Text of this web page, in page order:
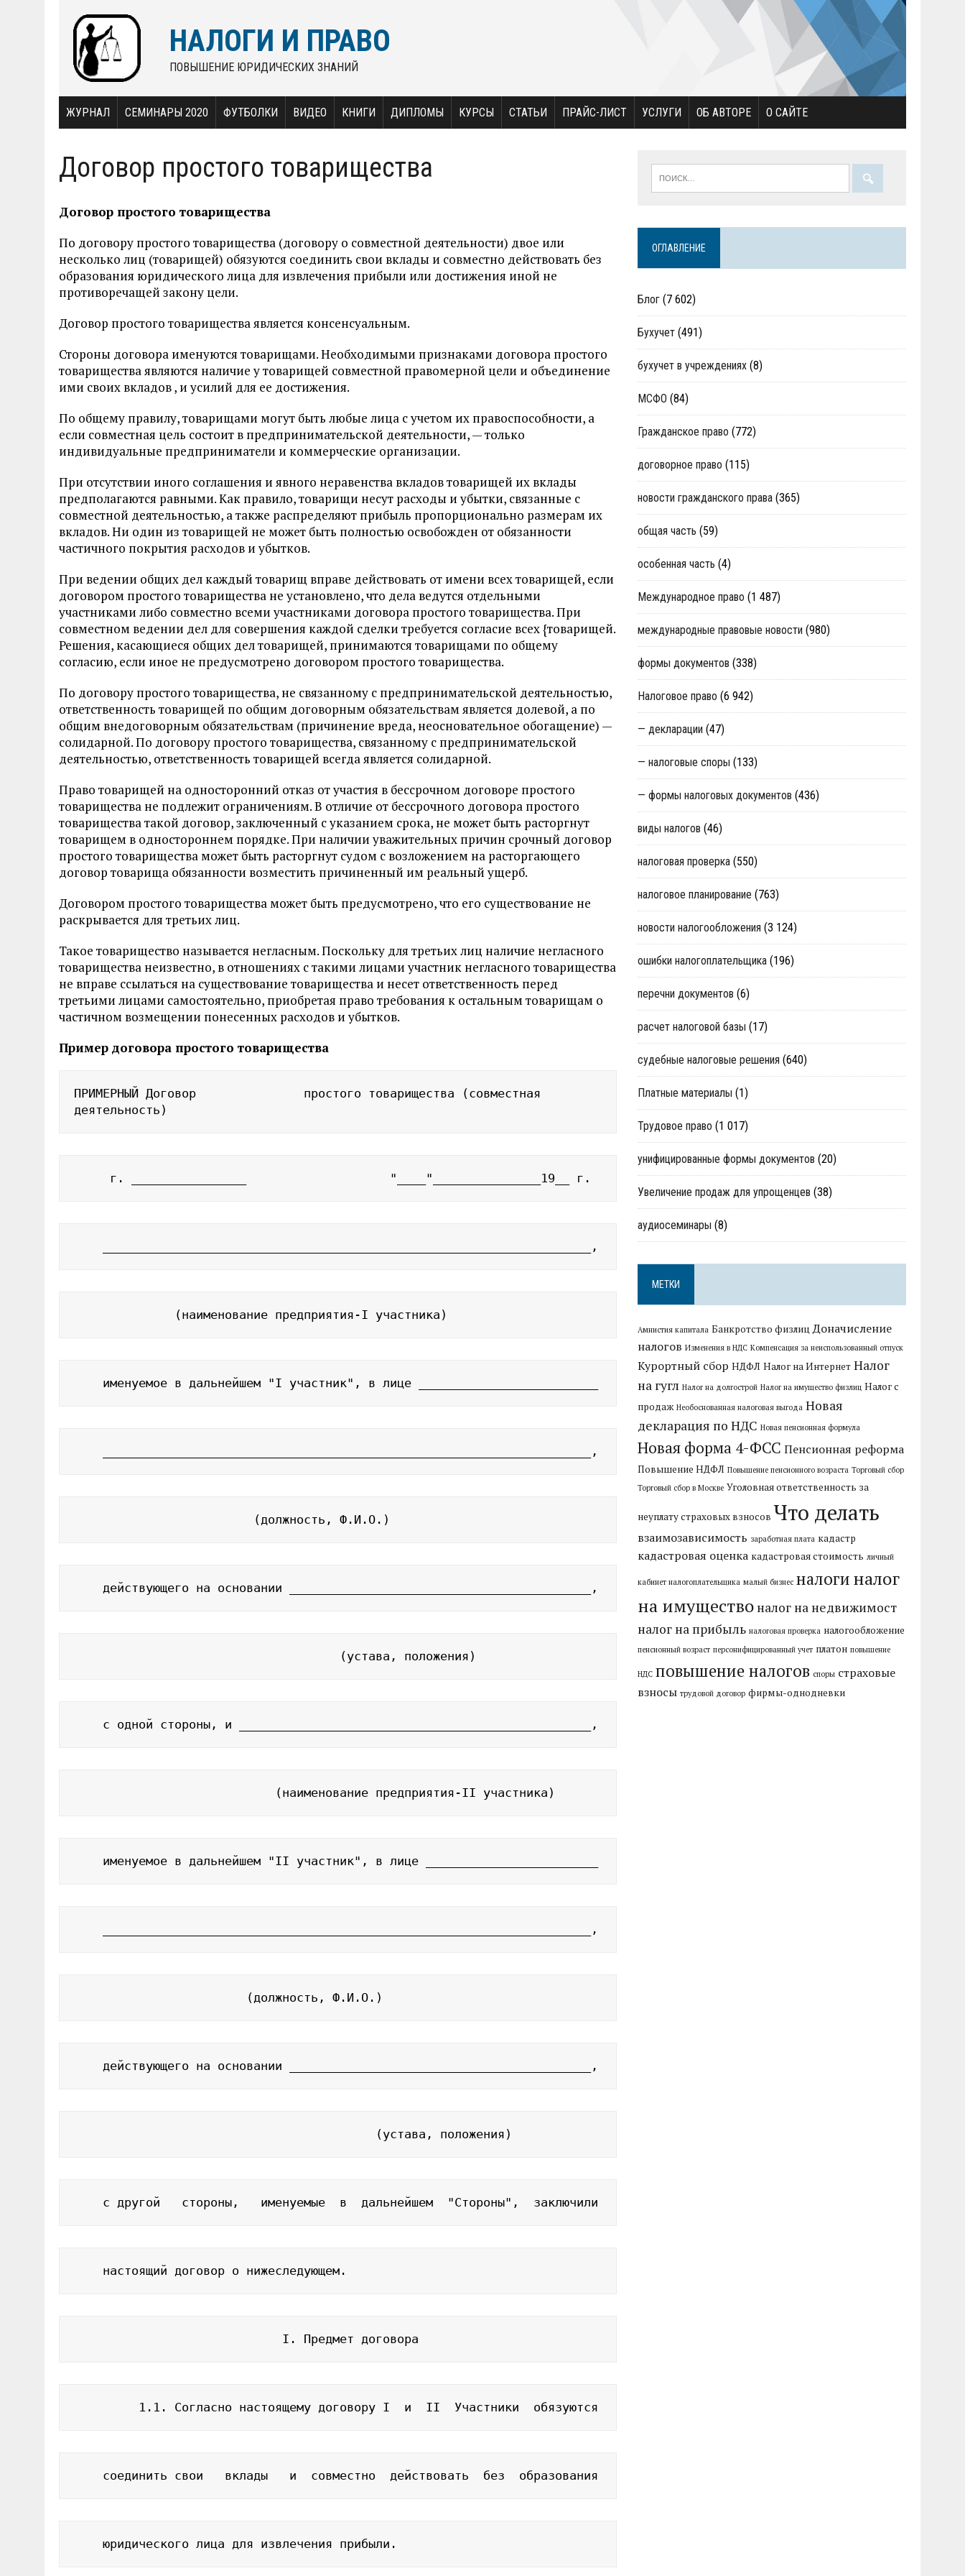
НАЛОГИ И ПРАВО
ПОВЫШЕНИЕ ЮРИДИЧЕСКИХ ЗНАНИЙ
ЖУРНАЛ СЕМИНАРЫ 2020 ФУТБОЛКИ ВИДЕО КНИГИ ДИПЛОМЫ КУРСЫ СТАТЬИ ПРАЙС-ЛИСТ УСЛУГИ ОБ АВТОРЕ О САЙТЕ
Договор простого товарищества
Договор простого товарищества
По договору простого товарищества (договору о совместной дея­тельности) двое или
несколько лиц (товарищей) обязуются соединить свои вклады и совместно действовать без
образования юридического лица для извлечения прибыли или достижения иной не
противореча­щей закону цели.
Договор простого товарищества является консенсуальным.
Стороны договора именуются товарищами. Необходимыми признаками договора простого
товарищества являются наличие у товарищей совместной правомерной цели и объединение
ими своих вкладов , и усилий для ее достижения.
По общему правилу, товарищами могут быть любые лица с учетом их правоспособности, а
если совместная цель состоит в предпринима­тельской деятельности, — только
индивидуальные предприниматели и коммерческие организации.
При отсутствии иного соглашения и явного неравенства вкладов товарищей их вклады
предполагаются равными. Как правило, товарищи несут расходы и убытки, связанные с
совместной деятельностью, а также распределяют прибыль пропорционально размерам их
вкладов. Ни один из товарищей не может быть полностью освобожден от обязанности
частичного покрытия расходов и убытков.
При ведении общих дел каждый товарищ вправе действовать от имени всех товарищей, если
договором простого товарищества не ус­тановлено, что дела ведутся отдельными
участниками либо совместно всеми участниками договора простого товарищества. При
совместном ведении дел для совершения каждой сделки требуется согласие всех {товарищей.
Решения, касающиеся общих дел товарищей, принимаются товарищами по общему
согласию, если иное не предусмотрено договором простого товарищества.
По договору простого товарищества, не связанному с предприни­мательской деятельностью,
ответственность товарищей по общим договорным обязательствам является долевой, а по
общим внедоговорным обязательствам (причинение вреда, неосновательное обогащение) —
солидарной. По договору простого товарищества, связан­ному с предпринимательской
деятельностью, ответственность товарищей всегда является солидарной.
Право товарищей на односторонний отказ от участия в бессрочном договоре простого
товарищества не подлежит ограничениям. В отличие от бессрочного договора простого
товарищества такой договор, заключенный с указанием срока, не может быть расторгнут
товарищем в одностороннем порядке. При наличии уважительных причин срочный договор
простого товарищества может быть расторгнут судом с возложением на расторгающего
договор товарища обязаннос­ти возместить причиненный им реальный ущерб.
Договором простого товарищества может быть предусмотрено, что его существование не
раскрывается для третьих лиц.
Такое товарищество называется негласным. Поскольку для третьих лиц наличие негласного
товарищества неизвестно, в отношениях с такими лицами участник негласного товарищества
не вправе ссы­латься на существование товарищества и несет ответственность перед
третьими лицами самостоятельно, приобретая право требования к ос­тальным товарищам о
частичном возмещении понесенных расходов и убытков.
Пример договора простого товарищества
ПРИМЕРНЫЙ Договор               простого товарищества (совместная
деятельность)
г. ________________                    "____"_______________19__ г.
____________________________________________________________________,
(наименование предприятия-I участника)
именуемое в дальнейшем "I участник", в лице _________________________
____________________________________________________________________,
(должность, Ф.И.О.)
действующего на основании __________________________________________,
(устава, положения)
с одной стороны, и _________________________________________________,
(наименование предприятия-II участника)
именуемое в дальнейшем "II участник", в лице ________________________
____________________________________________________________________,
(должность, Ф.И.О.)
действующего на основании __________________________________________,
(устава, положения)
с другой   стороны,   именуемые  в  дальнейшем  "Стороны",  заключили
настоящий договор о нижеследующем.
I. Предмет договора
1.1. Согласно настоящему договору I  и  II  Участники  обязуются
соединить свои   вклады   и  совместно  действовать  без  образования
юридического лица для извлечения прибыли.
ОГЛАВЛЕНИЕ
Блог (7 602)
Бухучет (491)
бухучет в учреждениях (8)
МСФО (84)
Гражданское право (772)
договорное право (115)
новости гражданского права (365)
общая часть (59)
особенная часть (4)
Международное право (1 487)
международные правовые новости (980)
формы документов (338)
Налоговое право (6 942)
— декларации (47)
— налоговые споры (133)
— формы налоговых документов (436)
виды налогов (46)
налоговая проверка (550)
налоговое планирование (763)
новости налогообложения (3 124)
ошибки налогоплательщика (196)
перечни документов (6)
расчет налоговой базы (17)
судебные налоговые решения (640)
Платные материалы (1)
Трудовое право (1 017)
унифицированные формы документов (20)
Увеличение продаж для упрощенцев (38)
аудиосеминары (8)
МЕТКИ
Амнистия капитала Банкротство физлиц Доначисление
налогов Изменения в НДС Компенсация за неиспользованный отпуск
Курортный сбор НДФЛ Налог на Интернет Налог
на гугл Налог на долгострой Налог на имущество физлиц Налог с
продаж Необоснованная налоговая выгода Новая
декларация по НДС Новая пенсионная формула
Новая форма 4-ФСС Пенсионная реформа
Повышение НДФЛ Повышение пенсионного возраста Торговый сбор
Торговый сбор в Москве Уголовная ответственность за
неуплату страховых взносов Что делать
взаимозависимость заработная плата кадастр
кадастровая оценка кадастровая стоимость личный
кабинет налогоплательщика малый бизнес налоги налог
на имущество налог на недвижимост
налог на прибыль налоговая проверка налогообложение
пенсионный возраст персонифицированный учет платон повышение
НДС повышение налогов споры страховые
взносы трудовой договор фирмы-однодневки